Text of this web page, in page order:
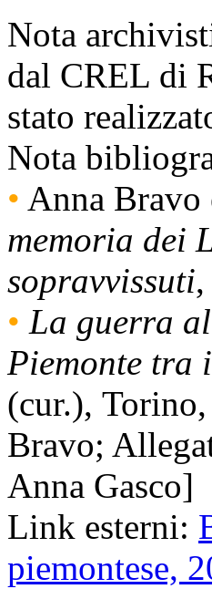
Nota
dal CREL di
stato
Nota
• Anna
memoria dei
sopravvissuti
• La guerra
Piemonte tra
(cur.),
Bravo;
Anna Gasco]
Link esterni:
piemontese,